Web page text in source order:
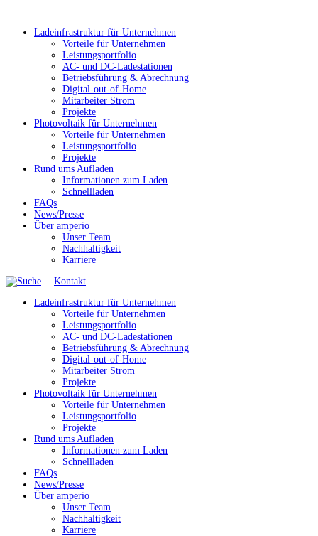
Ladeinfrastruktur für Unternehmen
Vorteile für Unternehmen
Leistungsportfolio
AC- und DC-Ladestationen
Betriebsführung & Abrechnung
Digital-out-of-Home
Mitarbeiter Strom
Projekte
Photovoltaik für Unternehmen
Vorteile für Unternehmen
Leistungsportfolio
Projekte
Rund ums Aufladen
Informationen zum Laden
Schnellladen
FAQs
News/Presse
Über amperio
Unser Team
Nachhaltigkeit
Karriere
Kontakt
Ladeinfrastruktur für Unternehmen
Vorteile für Unternehmen
Leistungsportfolio
AC- und DC-Ladestationen
Betriebsführung & Abrechnung
Digital-out-of-Home
Mitarbeiter Strom
Projekte
Photovoltaik für Unternehmen
Vorteile für Unternehmen
Leistungsportfolio
Projekte
Rund ums Aufladen
Informationen zum Laden
Schnellladen
FAQs
News/Presse
Über amperio
Unser Team
Nachhaltigkeit
Karriere